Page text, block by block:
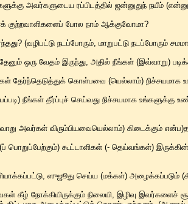
அவர்களுடைய ரப்பிடத்தில் ஜன்னுதுந் நயீம்
குற்றவாளிகளைப் போல நாம் ஆக்குவோமா?
(வழிபட்டு நடப்போரும், மாறுபட்டு நடப்போரும்
ஒரு வேதம் இருந்து, அதில் நீங்கள் (இவ்வாறு)
தேர்ந்தெடுத்துக் கொள்பவை (யெல்லாம்) நிச்சயமாக
நீங்கள் தீர்ப்புச் செய்வது நிச்சயமாக உங்களுக்கு
அவர்கள் விரும்பியவையெல்லாம்) கிடைக்கும்
பொறுப்பேற்கும்) கூட்டாளிகள் (- தெய்வங்கள்)
ஸுஜூது செய்ய (மக்கள்) அழைக்கப்படும்
கீழ் நோக்கியிருக்கும் நிலையி, இழிவு இவர்களைச்